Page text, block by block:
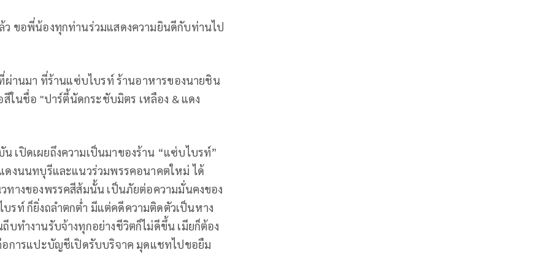
ว ขอพี่น้องทุกท่านร่วมแสดงความยินดีกับท่านไป
ผ่านมา ที่ร้านแซ่บไบรท์ ร้านอาหารของนายชิน
สีในชื่อ "ปาร์ตี้นัดกระชับมิตร เหลือง & แดง
ปิดเผยถึงความเป็นมาของร้าน “แซ่บไบรท์”
ดงนนทบุรีและแนวร่วมพรรคอนาคตใหม่ ได้
ทางของพรรคสีส้มนั้น เป็นภัยต่อความมั่นคงของ
รท์ ก็ยิ่งถลำตกต่ำ มีแต่คดีความติดตัวเป็นหาง
บทำงานรับจ้างทุกอย่างชีวิตก็ไม่ดีขึ้น เมียก็ต้อง
อการแปะบัญชีเปิดรับบริจาค มุดแชทไปขอยืม